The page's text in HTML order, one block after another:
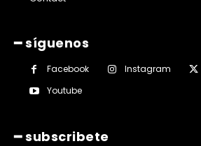
━ síguenos
Facebook Instagram
Youtube
━ subscribete